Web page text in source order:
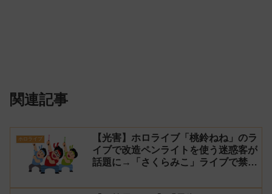
関連記事
ホロライブ
【光害】ホロライブ「桃鈴ねね」のラ
イブで改造ペンライトを使う迷惑客が
話題に→「さくらみこ」ライブで禁止